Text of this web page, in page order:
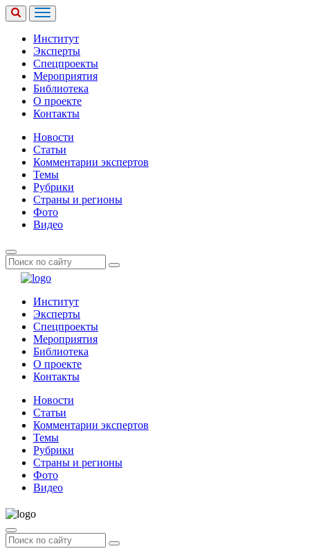
Институт
Эксперты
Спецпроекты
Мероприятия
Библиотека
О проекте
Контакты
Новости
Статьи
Комментарии экспертов
Темы
Рубрики
Страны и регионы
Фото
Видео
Институт
Эксперты
Спецпроекты
Мероприятия
Библиотека
О проекте
Контакты
Новости
Статьи
Комментарии экспертов
Темы
Рубрики
Страны и регионы
Фото
Видео